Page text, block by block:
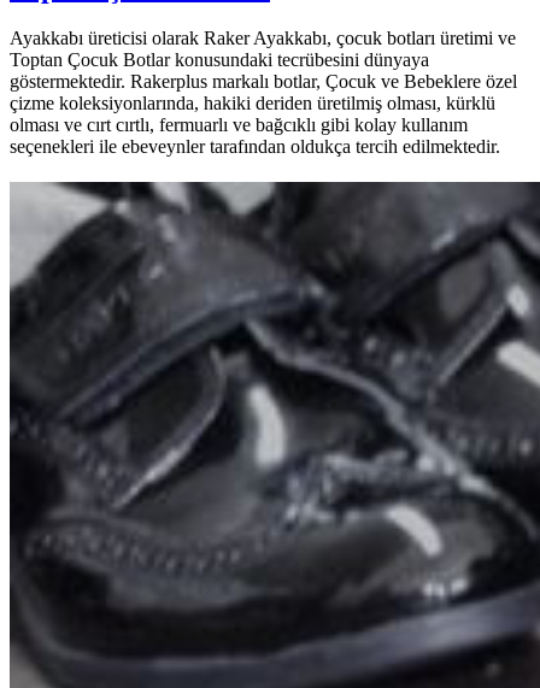
Ayakkabı üreticisi olarak Raker Ayakkabı, çocuk botları üretimi ve
Toptan Çocuk Botlar konusundaki tecrübesini dünyaya
göstermektedir. Rakerplus markalı botlar, Çocuk ve Bebeklere özel
çizme koleksiyonlarında, hakiki deriden üretilmiş olması, kürklü
olması ve cırt cırtlı, fermuarlı ve bağcıklı gibi kolay kullanım
seçenekleri ile ebeveynler tarafından oldukça tercih edilmektedir.